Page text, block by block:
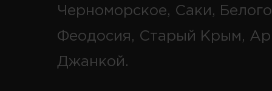
Черноморское, Саки,
Феодосия, Старый Крым,
Джанкой.